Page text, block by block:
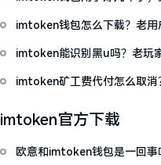
imtoken钱包怎么下载？老用
imtoken能识别黑u吗？老玩
imtoken矿工费代付怎么取消
imtoken官方下载
欧意和imtoken钱包是一回事